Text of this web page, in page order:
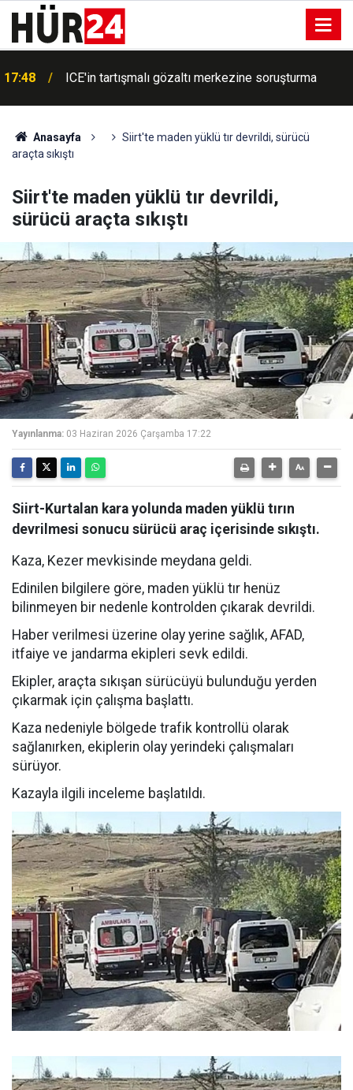
17:48 ICE'in tartışmalı gözaltı merkezine soruşturma
Anasayfa
Siirt'te maden yüklü tır devrildi, sürücü
araçta sıkıştı
Siirt'te maden yüklü tır devrildi,
sürücü araçta sıkıştı
Yayınlanma: 03 Haziran 2026 Çarşamba 17:22
Siirt-Kurtalan kara yolunda maden yüklü tırın
devrilmesi sonucu sürücü araç içerisinde sıkıştı.
Kaza, Kezer mevkisinde meydana geldi.
Edinilen bilgilere göre, maden yüklü tır henüz
bilinmeyen bir nedenle kontrolden çıkarak devrildi.
Haber verilmesi üzerine olay yerine sağlık, AFAD,
itfaiye ve jandarma ekipleri sevk edildi.
Ekipler, araçta sıkışan sürücüyü bulunduğu yerden
çıkarmak için çalışma başlattı.
Kaza nedeniyle bölgede trafik kontrollü olarak
sağlanırken, ekiplerin olay yerindeki çalışmaları
sürüyor.
Kazayla ilgili inceleme başlatıldı.